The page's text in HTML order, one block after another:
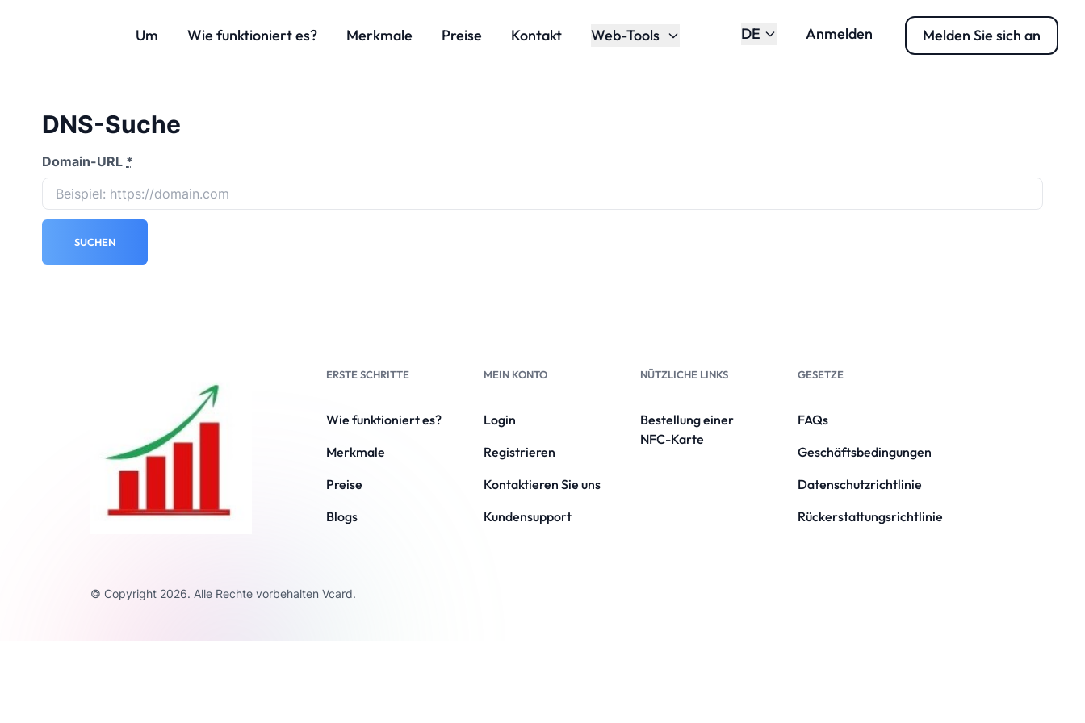
Um Wie funktioniert es? Merkmale Preise Kontakt Web-Tools DE Anmelden Melden Sie sich an
DNS-Suche
Domain-URL *
SUCHEN
ERSTE SCHRITTE
Wie funktioniert es?
Merkmale
Preise
Blogs
MEIN KONTO
Login
Registrieren
Kontaktieren Sie uns
Kundensupport
NÜTZLICHE LINKS
Bestellung einer
NFC-Karte
GESETZE
FAQs
Geschäftsbedingungen
Datenschutzrichtlinie
Rückerstattungsrichtlinie
© Copyright 2026. Alle Rechte vorbehalten Vcard.